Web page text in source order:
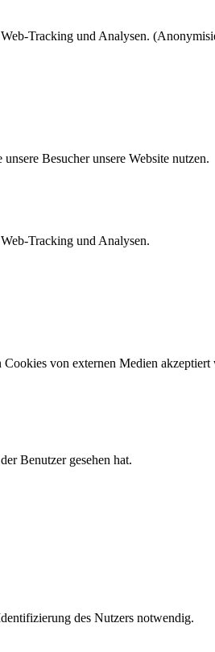
Tracking und Analysen.
Besucher unsere Website nutzen.
Tracking und Analysen.
von externen Medien
Benutzer gesehen hat.
des Nutzers notwendig.